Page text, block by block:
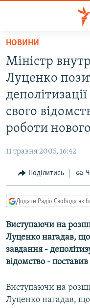
Перейти
основного
матеріалу
Перейти
до
основної
навігації
Перейти
до
ВСЕ ЗА ДОБУ
СТАТТІ
ЕКОНОМІКА
СПОРТ
УКРАЇНА
РОСІЙСЬКА
КРИМ.РЕАЛІЇ
ТИ ЯК?
СХЕМИ
МУЛЬТИМЕДІА
ФОТО
СПЕЦПРОЄКТИ
ПОДКАСТИ
НОВИНИ
Міністр
Луценко
свого
роботи
11 травня 2005, 16:42
Поділитись
Додати Радіо Свобода як
Виступаючи на
Луценко нагадав,
завдання -
відомство -
Виступаючи на
Луценко нагадав,